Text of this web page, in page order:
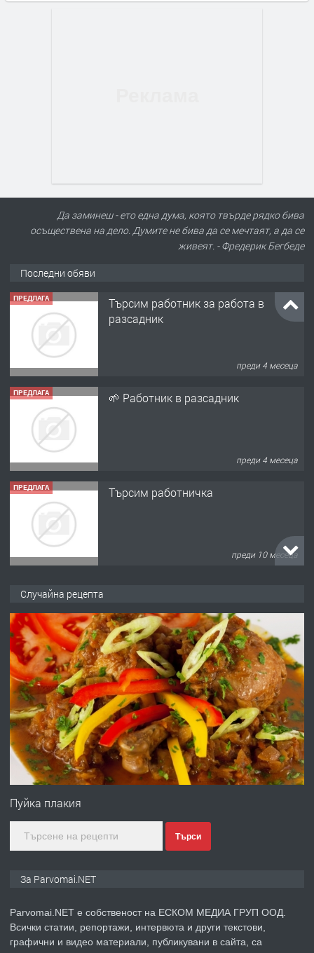
Да заминеш - ето една дума, която твърде рядко бива
осъществена на дело. Думите не бива да се мечтаят, а да се
живеят. - Фредерик Бегбеде
Последни обяви
ПРЕДЛАГА
Търсим работник за работа в
разсадник
преди 4 месеца
ПРЕДЛАГА 🌱 Работник в разсадник
преди 4 месеца
ПРЕДЛАГА Търсим работничка
преди 10 месеца
преди 1 година
ПРЕДЛАГА Работа за общи работници
преди 1 година
ПРЕДЛАГА
Първи поход "По стъпките на Ангел
преди 1 година
Случайна рецепта
Пуйка плакия
Търси
За Parvomai.NET
Parvomai.NET е собственост на ЕСКОМ МЕДИА ГРУП ООД.
Всички статии, репортажи, интервюта и други текстови,
графични и видео материали, публикувани в сайта, са